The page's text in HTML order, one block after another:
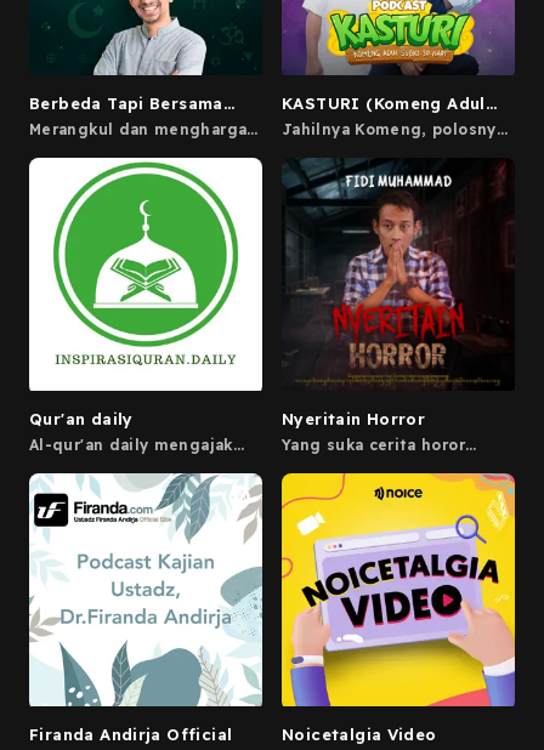
Berbeda Tapi Bersama
With Habib Jafar
Merangkul dan menghargai
bersama Habib Jafar.
KASTURI (Komeng Adul
Ust. Subki 30 Hari)
Jahilnya Komeng, polosnya
Subki akan menemani
Paranoice selama 30 hari di
bulan ramadan.
Qur'an daily
Al-qur'an daily mengajak
bersama Al-qur'an.
Nyeritain Horror
Yang suka cerita horor
telah mengunjungi podcast
ini, untuk cerita lainnya
temen-temen bisa kunjungi
YouTube : Good Night
https://www.youtube.com/
Untuk membaca kunjungi
akun Twitter
@fidimuhammad_
https://www.twitter.com/
dan Facebook : Fidi
Muhammad
https://www.facebook.com/
Enjoy the horror Powered by
Firanda Andirja Official Noicetalgia Video